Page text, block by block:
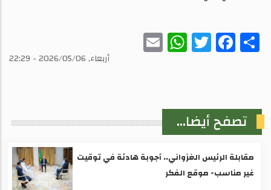
Share
Facebook
Twitter
WhatsAppأربعاء, 2026/05/06 - 22:29
تصفح أيضا...
مقابلة الرئيس الغزواني.. أجوبة هادئة في توقيت
غير مناسب- موقع الفكر